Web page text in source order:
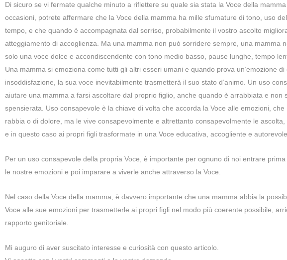
Di sicuro se vi fermate qualche minuto a riflettere su quale sia stata la Voce della
occasioni, potrete affermare che la Voce della mamma ha mille sfumature di tono, uso
tempo, e che quando è accompagnata dal sorriso, probabilmente il vostro ascolto
atteggiamento di accoglienza. Ma una mamma non può sorridere sempre, una mamma
solo una voce dolce e accondiscendente con tono medio basso, pause lunghe, tempo
Una mamma si emoziona come tutti gli altri esseri umani e quando prova un’emozione
insoddisfazione, la sua voce inevitabilmente trasmetterà il suo stato d’animo. Un uso
aiutare una mamma a farsi ascoltare dal proprio figlio, anche quando è arrabbiata e non
spensierata. Uso consapevole è la chiave di volta che accorda la Voce alle emozioni,
rabbia o di dolore, ma le vive consapevolmente e altrettanto consapevolmente le ascolta,
e in questo caso ai propri figli trasformate in una Voce educativa, accogliente e
Per un uso consapevole della propria Voce, è importante per ognuno di noi entrare
le nostre emozioni e poi imparare a viverle anche attraverso la Voce.
Nel caso della Voce della mamma, è davvero importante che una mamma abbia la
Voce alle sue emozioni per trasmetterle ai propri figli nel modo più coerente possibile,
rapporto genitoriale.
Mi auguro di aver suscitato interesse e curiosità con questo articolo.